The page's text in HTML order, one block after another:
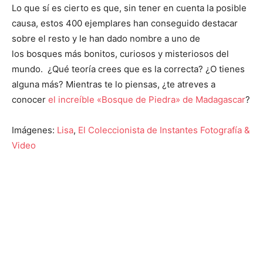
Lo que sí es cierto es que, sin tener en cuenta la posible
causa, estos 400 ejemplares han conseguido destacar
sobre el resto y le han dado nombre a uno de
los bosques más bonitos, curiosos y misteriosos del
mundo. ¿Qué teoría crees que es la correcta? ¿O tienes
alguna más? Mientras te lo piensas, ¿te atreves a
conocer el increíble «Bosque de Piedra» de Madagascar?
Imágenes: Lisa, El Coleccionista de Instantes Fotografía &
Video